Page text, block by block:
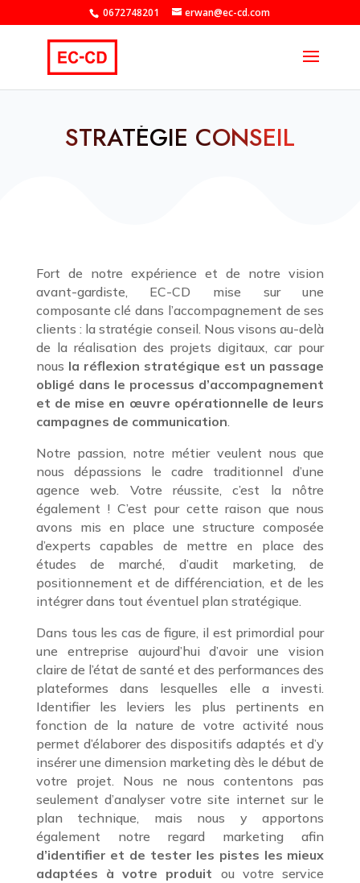
0672748201 erwan@ec-cd.com
STRATÉGIE CONSEIL
Fort de notre expérience et de notre vision
avant-gardiste, EC-CD mise sur une
composante clé dans l’accompagnement de ses
clients : la stratégie conseil. Nous visons au-delà
de la réalisation des projets digitaux, car pour
nous la réflexion stratégique est un passage
obligé dans le processus d’accompagnement
et de mise en œuvre opérationnelle de leurs
campagnes de communication.
Notre passion, notre métier veulent nous que
nous dépassions le cadre traditionnel d’une
agence web. Votre réussite, c’est la nôtre
également ! C’est pour cette raison que nous
avons mis en place une structure composée
d’experts capables de mettre en place des
études de marché, d’audit marketing, de
positionnement et de différenciation, et de les
intégrer dans tout éventuel plan stratégique.
Dans tous les cas de figure, il est primordial pour
une entreprise aujourd’hui d’avoir une vision
claire de l’état de santé et des performances des
plateformes dans lesquelles elle a investi.
Identifier les leviers les plus pertinents en
fonction de la nature de votre activité nous
permet d’élaborer des dispositifs adaptés et d’y
insérer une dimension marketing dès le début de
votre projet. Nous ne nous contentons pas
seulement d’analyser votre site internet sur le
plan technique, mais nous y apportons
également notre regard marketing afin
d’identifier et de tester les pistes les mieux
adaptées à votre produit ou votre service